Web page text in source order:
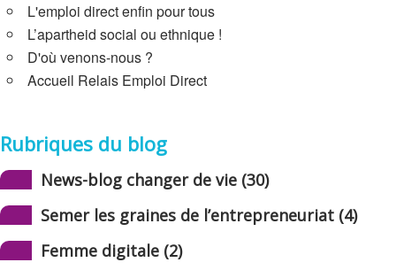
L'emploi direct enfin pour tous
L’apartheid social ou ethnique !
D'où venons-nous ?
Accueil Relais Emploi Direct
Rubriques du blog
News-blog changer de vie (30)
Semer les graines de l’entrepreneuriat (4)
Femme digitale (2)